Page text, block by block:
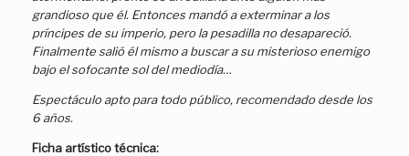
grandioso que él. Entonces mandó a exterminar a los
príncipes de su imperio, pero la pesadilla no desapareció.
Finalmente salió él mismo a buscar a su misterioso enemigo
bajo el sofocante sol del mediodía…
Espectáculo apto para todo público, recomendado desde los
6 años.
Ficha artístico técnica: